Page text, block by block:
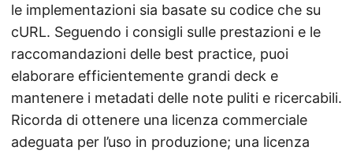
le implementazioni sia basate su codice che su
cURL. Seguendo i consigli sulle prestazioni e le
raccomandazioni delle best practice, puoi
elaborare efficientemente grandi deck e
mantenere i metadati delle note puliti e ricercabili.
Ricorda di ottenere una licenza commerciale
adeguata per l’uso in produzione; una licenza